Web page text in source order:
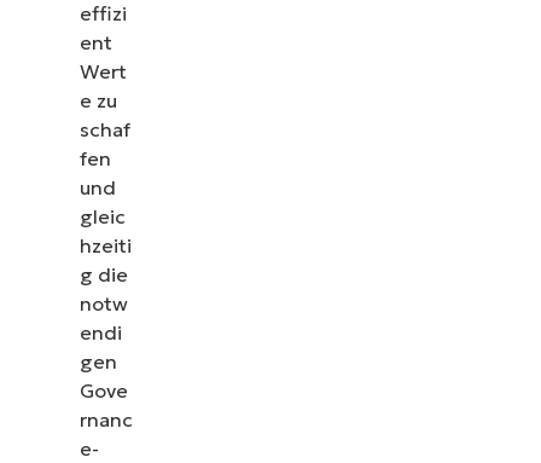
effizi
ent
Wert
e zu
schaf
fen
und
gleic
hzeiti
g die
notw
endi
gen
Gove
rnanc
e-